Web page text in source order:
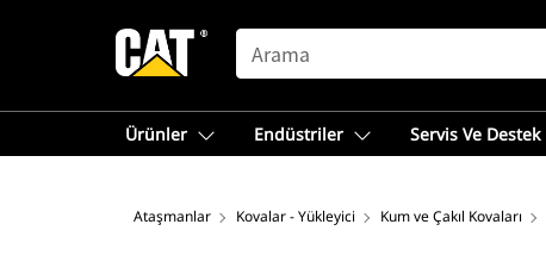
SEARCH
Ürünler Endüstriler Servis Ve Destek
Ataşmanlar Kovalar - Yükleyici Kum ve Çakıl Kovaları